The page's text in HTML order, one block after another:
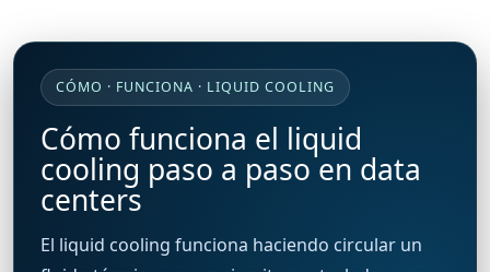
CÓMO · FUNCIONA · LIQUID COOLING
Cómo funciona el liquid
cooling paso a paso en data
centers
El liquid cooling funciona haciendo circular un